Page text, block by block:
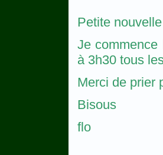
Petite
Je
à 3h30 tous
Merci de prier
Bisous
flo